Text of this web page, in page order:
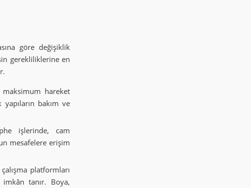
göre değişiklik
gerekliliklerine en
hareket
bakım ve
işlerinde, cam
mesafelere erişim
platformları
imkân tanır. Boya,